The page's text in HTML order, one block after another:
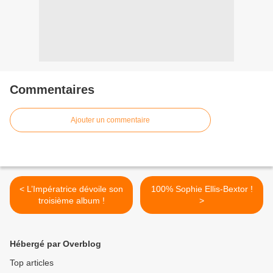
Commentaires
Ajouter un commentaire
< L’Impératrice dévoile son
troisième album !
100% Sophie Ellis-Bextor !
>
Hébergé par Overblog
Top articles